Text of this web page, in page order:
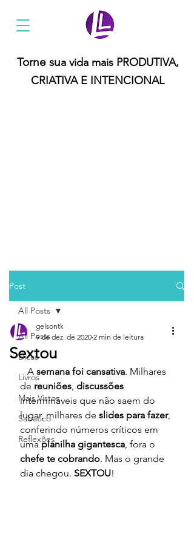
Torne sua vida mais PRODUTIVA,
CRIATIVA E INTENCIONAL
Post
All Posts
Dicas
Livros
Mais Vistos
Sabático
Reflexões
All Posts
Sextou
gelsontk
9 de dez. de 2020 2 min de leitura
   A
semana foi cansativa. Milhares
de reuniões, discussões
intermináveis que não saem do
lugar, milhares de slides para fazer,
conferindo números críticos em
uma planilha gigantesca, fora o
chefe te cobrando. Mas o grande
dia chegou. SEXTOU!